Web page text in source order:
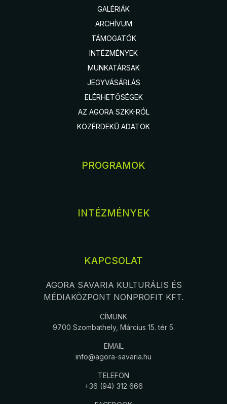
GALÉRIÁK
ARCHÍVUM
TÁMOGATÓK
INTÉZMÉNYEK
MUNKATÁRSAK
JEGYVÁSÁRLÁS
ELÉRHETŐSÉGEK
AZ AGORA SZKK-RÓL
KÖZÉRDEKŰ ADATOK
PROGRAMOK
INTÉZMÉNYEK
KAPCSOLAT
AGORA SAVARIA KULTURÁLIS ÉS
MÉDIAKÖZPONT NONPROFIT KFT.
CÍMÜNK
9700 Szombathely, Március 15. tér 5.
EMAIL
info@agora-savaria.hu
TELEFON
+36 (94) 312 666